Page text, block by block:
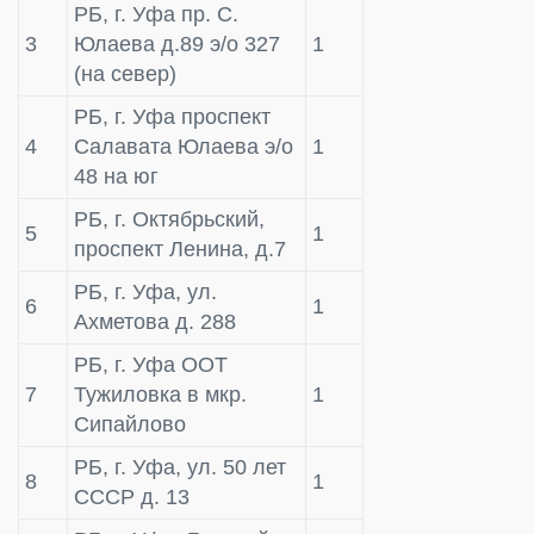
3
РБ, г. Уфа пр. С.
Юлаева д.89 э/о 327
(на север)
1
4
РБ, г. Уфа проспект
Салавата Юлаева э/о
48 на юг
1
5
РБ, г. Октябрьский,
проспект Ленина, д.7
1
6
РБ, г. Уфа, ул.
Ахметова д. 288
1
7
РБ, г. Уфа ООТ
Тужиловка в мкр.
Сипайлово
1
8
РБ, г. Уфа, ул. 50 лет
СССР д. 13
1